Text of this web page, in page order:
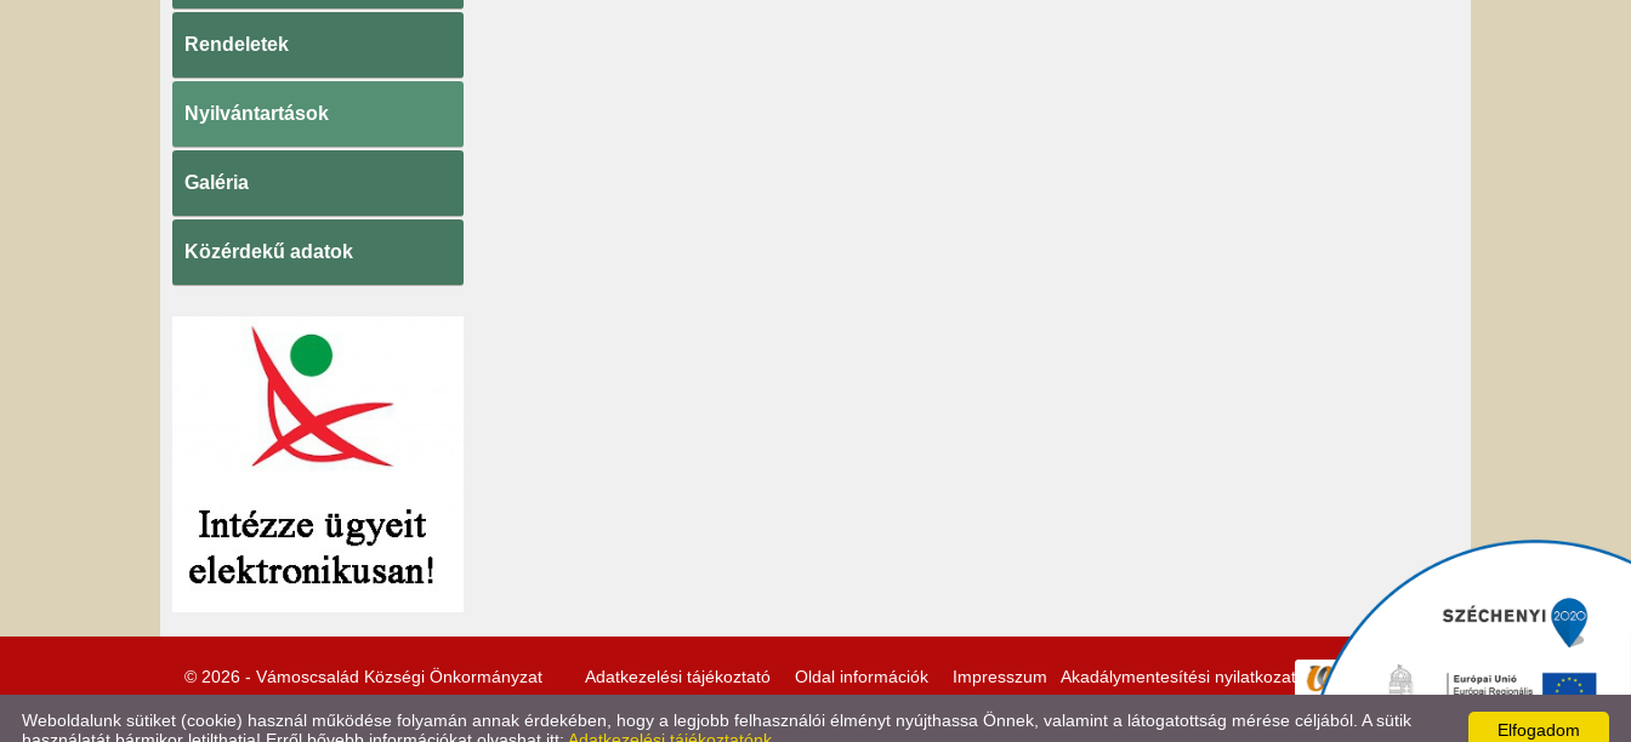
Rendeletek
Nyilvántartások
Galéria
Közérdekű adatok
© 2026 - Vámoscsalád Községi Önkormányzat Adatkezelési tájékoztató Oldal információk Impresszum Akadálymentesítési nyilatkozat
Elfogadom
Weboldalunk sütiket (cookie) használ működése folyamán annak érdekében, hogy a legjobb felhasználói élményt nyújthassa Önnek, valamint a látogatottság mérése céljából. A sütik